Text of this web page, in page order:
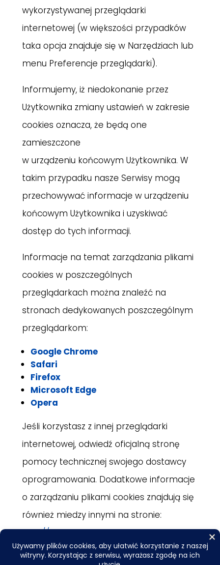
wykorzystywanej przeglądarki
internetowej (w większości przypadków
taka opcja znajduje się w Narzędziach lub
menu Preferencje przeglądarki).
Informujemy, iż niedokonanie przez
Użytkownika zmiany ustawień w zakresie
cookies oznacza, że będą one
zamieszczone
w urządzeniu końcowym Użytkownika. W
takim przypadku nasze Serwisy mogą
przechowywać informacje w urządzeniu
końcowym Użytkownika i uzyskiwać
dostęp do tych informacji.
Informacje na temat zarządzania plikami
cookies w poszczególnych
przeglądarkach można znaleźć na
stronach dedykowanych poszczególnym
przeglądarkom:
Google Chrome
Safari
Firefox
Microsoft Edge
Opera
Jeśli korzystasz z innej przeglądarki
internetowej, odwiedź oficjalną stronę
pomocy technicznej swojego dostawcy
oprogramowania. Dodatkowe informacje
o zarządzaniu plikami cookies znajdują się
również miedzy innymi na stronie:
http://allaboutcookies.org